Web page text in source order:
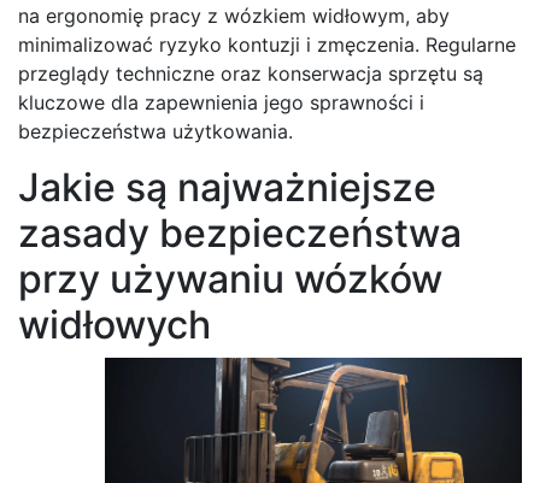
na ergonomię pracy z wózkiem widłowym, aby
minimalizować ryzyko kontuzji i zmęczenia. Regularne
przeglądy techniczne oraz konserwacja sprzętu są
kluczowe dla zapewnienia jego sprawności i
bezpieczeństwa użytkowania.
Jakie są najważniejsze
zasady bezpieczeństwa
przy używaniu wózków
widłowych